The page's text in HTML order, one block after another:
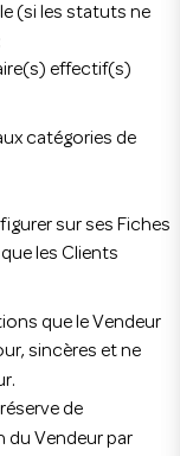
(si les statuts ne
effectif(s)
catégories de
sur ses Fiches
les Clients
que le Vendeur
sincères et ne
de
du Vendeur par